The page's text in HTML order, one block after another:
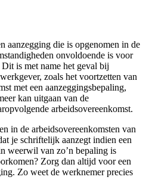
aanzegging die is opgenomen in de
onvoldoende is voor
is met name het geval bij
zoals het voortzetten van
met een aanzeggingsbepaling,
kan uitgaan van de
arbeidsovereenkomst.
in de arbeidsovereenkomsten van
je schriftelijk aanzegt indien een
weerwil van zo’n bepaling is
Zorg dan altijd voor een
Zo weet de werknemer precies